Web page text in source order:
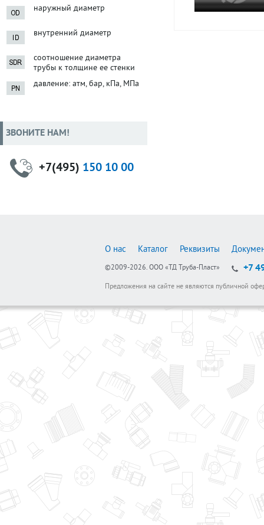
наружный диаметр
внутренний диаметр
соотношение диаметра
трубы к толщине ее стенки
давление: атм, бар, кПа, МПа
ЗВОНИТЕ НАМ!
+7(495) 150 10 00
О нас Каталог Реквизиты
©2009-2026. ООО «ТД Труба-Пласт» +7
Предложения на сайте не являются публичной